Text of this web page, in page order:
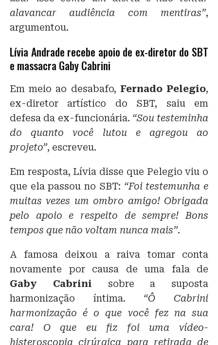
alavancar audiência com mentiras”,
argumentou.
Lívia Andrade recebe apoio de ex-diretor do SBT
e massacra Gaby Cabrini
Em meio ao desabafo, Fernado Pelegio,
ex-diretor artístico do SBT, saiu em
defesa da ex-funcionária. “Sou testeminha
do quanto você lutou e agregou ao
projeto”, escreveu.
Em resposta, Lívia disse que Pelegio viu o
que ela passou no SBT: “Foi testemunha e
muitas vezes um ombro amigo! Obrigada
pelo apoio e respeito de sempre! Bons
tempos que não voltam nunca mais”.
A famosa deixou a raiva tomar conta
novamente por causa de uma fala de
Gaby Cabrini sobre a suposta
harmonização íntima. “Ô Cabrini
harmonização é o que você fez na sua
cara! O que eu fiz foi uma vídeo-
histeroscopia cirúrgica para retirada de